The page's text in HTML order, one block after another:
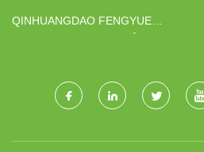
QINHUANGDAO FENGYUE